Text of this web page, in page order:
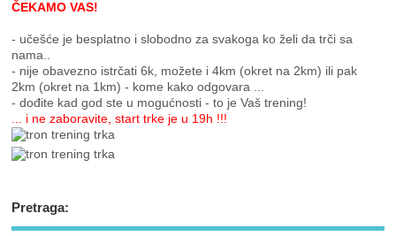
ČEKAMO VAS!
- učešće je besplatno i slobodno za svakoga ko želi da trči sa
nama..
- nije obavezno istrčati 6k, možete i 4km (okret na 2km) ili pak
2km (okret na 1km) - kome kako odgovara ...
- dođite kad god ste u mogućnosti - to je Vaš trening!
... i ne zaboravite, start trke je u 19h !!!
Pretraga: